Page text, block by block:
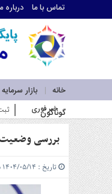
تماس با ما درباره
خانه بازار
گوناگون
ما
درباره
سرویس
ها
خانه
بازار
سرمایه
و
خبر فوری
بررسی وضعیت
تاریخ : ۱۴۰۴/۰۵/۱۴ ساعت : ۰۹:۳۳:۲۶